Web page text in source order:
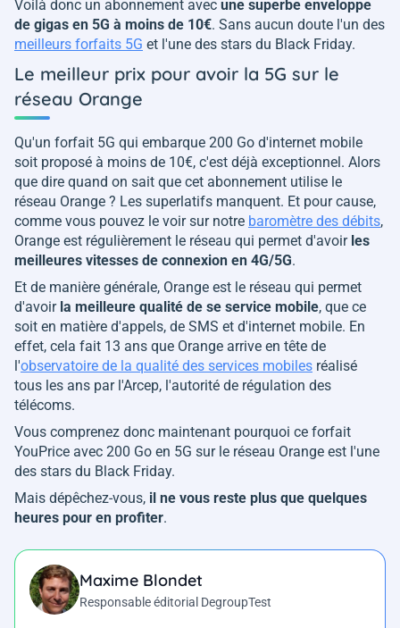
Voilà donc un abonnement avec une superbe enveloppe
de gigas en 5G à moins de 10€. Sans aucun doute l'un des
meilleurs forfaits 5G et l'une des stars du Black Friday.
Le meilleur prix pour avoir la 5G sur le
réseau Orange
Qu'un forfait 5G qui embarque 200 Go d'internet mobile
soit proposé à moins de 10€, c'est déjà exceptionnel. Alors
que dire quand on sait que cet abonnement utilise le
réseau Orange ? Les superlatifs manquent. Et pour cause,
comme vous pouvez le voir sur notre baromètre des débits,
Orange est régulièrement le réseau qui permet d'avoir les
meilleures vitesses de connexion en 4G/5G.
Et de manière générale, Orange est le réseau qui permet
d'avoir la meilleure qualité de se service mobile, que ce
soit en matière d'appels, de SMS et d'internet mobile. En
effet, cela fait 13 ans que Orange arrive en tête de
l'observatoire de la qualité des services mobiles réalisé
tous les ans par l'Arcep, l'autorité de régulation des
télécoms.
Vous comprenez donc maintenant pourquoi ce forfait
YouPrice avec 200 Go en 5G sur le réseau Orange est l'une
des stars du Black Friday.
Mais dépêchez-vous, il ne vous reste plus que quelques
heures pour en profiter.
Maxime Blondet
Responsable éditorial DegroupTest